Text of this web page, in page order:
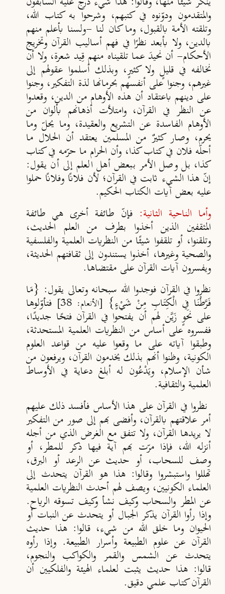
والمتقدمون ودوّنوه في كتبهم، وشرحوا به كتاب الله،
وتلقته الأمة بالقبول، وما كان لنا -ولسنا بأعلم منهم
بالدين، ولا بأبعد نظرًا في فهم أساليب القرآن وتخريج
الأحكام- أن نحيدَ عما تلقيناه منهم قِيد شعرة، ولا أن
نخالفه في قليلٍ ولا كثيرٍ، وبذلك أسلموا عقولهم إلى
غيرهم، وجنوا على أنفسهم بحرمانها لذة التفكير، وجنوا
على دينهم باعتقاد أن هذه الأوهام من الدين، وقعدوا
عن النظر في القرآن، وامتلأت أذهانهم بألوان من
الأوهام الفاسدة عن التشريع والعقيدة، وما يحلّ وما
يحرم، وصار كثيرٌ من المسلمين يعتقد أن الحلال ما
أحلّه فلان في كتاب كذا، وأن الحرام ما حرّمه في كتاب
كذا، بل وصل الأمر ببعض أهل العلم إلى أن يقول:
إنّ هذا الشيء ثابت في القرآن؛ لأن فلانًا وفلانًا حملوا
عليه بعض آيات الكتاب الحكيم.
وأما الناحية الثانية: فإنّ طائفة أخرى هي طائفة
المثقفين الذين أخذوا بطرف من العلم الحديث،
وتلقنوا، أو تلقفوا شيئًا من النظريات العلمية والفلسفية
والصحية وغيرها، أخذوا يستندون إلى ثقافتهم الحديثة،
ويفسرون آيات القرآن على مقتضاها.
نظروا في القرآن فوجدوا الله سبحانه وتعالى يقول: {مَا
فَرَّطْنَا فِي الْكِتَابِ مِنْ شَيْءٍ} [الأنعام: 38] فتأوّلوها
على نحوٍ زَيَّن لهم أن يفتحوا في القرآن فتحًا جديدًا،
ففسروه على أساس من النظريات العلمية المستحدثة،
وطبقوا آياته على ما وقعوا عليه من قواعد العلوم
الكونية، وظنوا أنهم بذلك يخدمون القرآن، ويرفعون من
شأن الإسلام، ويَدْعُون له أبلغ دعاية في الأوساط
العلمية والثقافية.
نظروا في القرآن على هذا الأساس فأفسد ذلك عليهم
أمر علاقتهم بالقرآن، وأفضى بهم إلى صور من التفكير
لا يريدها القرآن، ولا تتفق مع الغرض الذي من أجله
أنزله الله، فإذا مرّت بهم آية فيها ذكر للمطر، أو
وصف للسحاب، أو حديث عن الرعد أو البرق،
تهللوا واستبشروا وقالوا: هذا هو القرآن يتحدث إلى
العلماء الكونيين، ويصف لهم أحدث النظريات العلمية
عن المطر والسحاب وكيف نشأ وكيف تسوقه الرياح.
وإذا رأوا القرآن يذكر الجبال أو يتحدث عن النبات أو
الحيوان وما خلق الله من شيء، قالوا: هذا حديث
القرآن عن علوم الطبيعة وأسرار الطبيعة. وإذا رأوه
يتحدث عن الشمس والقمر والكواكب والنجوم،
قالوا: هذا حديث يثبت لعلماء الهيئة والفلكيين أن
القرآن كتاب علمي دقيق.